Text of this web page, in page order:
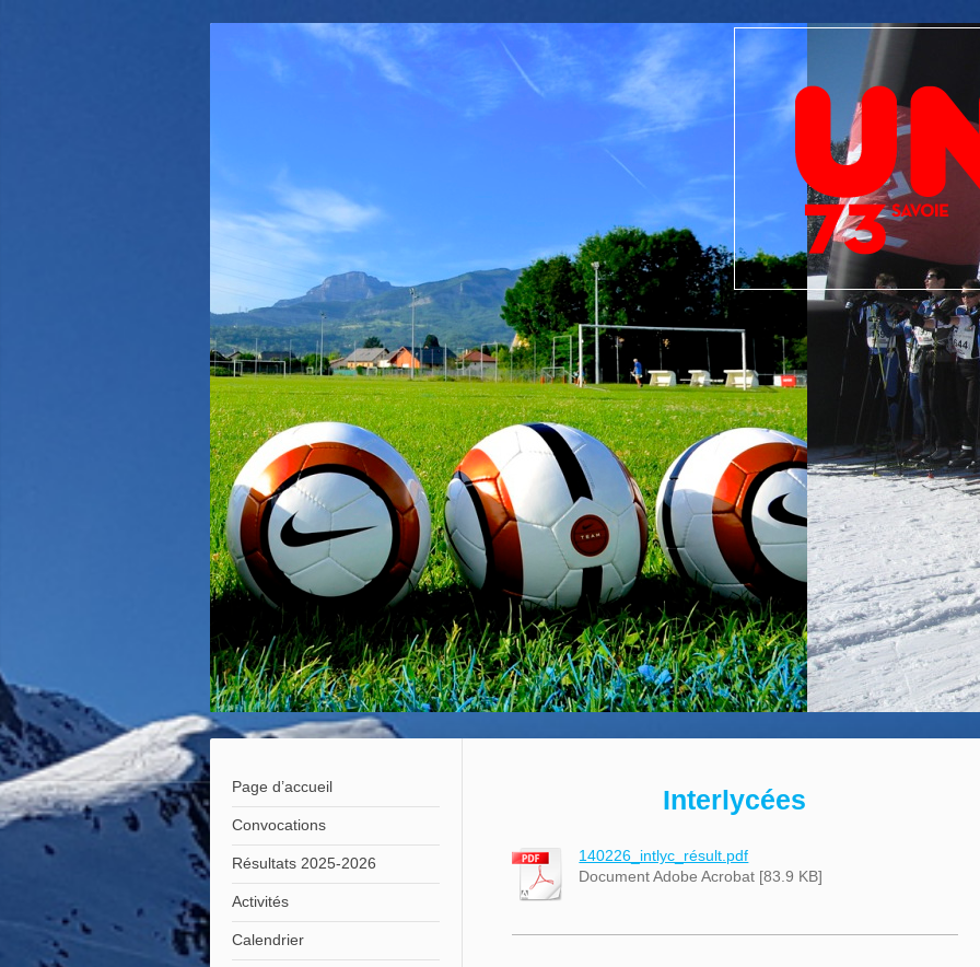
Page d’accueil
Convocations
Résultats 2025-2026
Activités
Calendrier
Interlycées
140226_intlyc_résult.pdf
Document Adobe Acrobat [83.9 KB]